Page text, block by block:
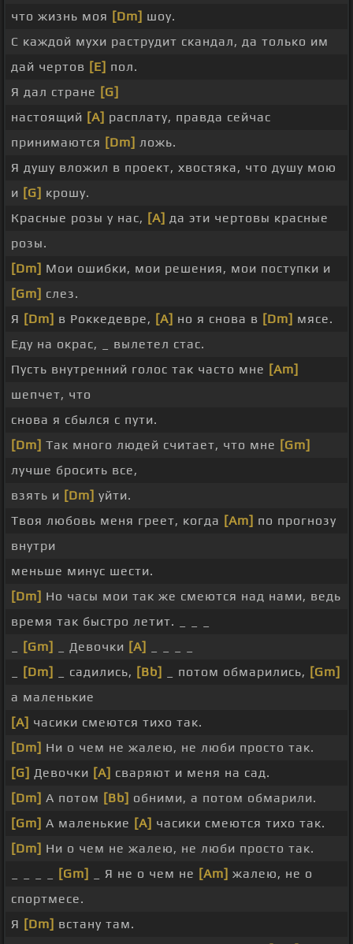
что жизнь моя [Dm] шоу.
С каждой мухи раструдит скандал, да только им
дай чертов [E] пол.
Я дал стране [G]
настоящий [A] расплату, правда сейчас
принимаются [Dm] ложь.
Я душу вложил в проект, хвостяка, что душу мою
и [G] крошу.
Красные розы у нас, [A] да эти чертовы красные
розы.
[Dm] Мои ошибки, мои решения, мои поступки и
[Gm] слез.
Я [Dm] в Роккедевре, [A] но я снова в [Dm] мясе.
Еду на окрас, _ вылетел стас.
Пусть внутренний голос так часто мне [Am]
шепчет, что
снова я сбылся с пути.
[Dm] Так много людей считает, что мне [Gm]
лучше бросить все,
взять и [Dm] уйти.
Твоя любовь меня греет, когда [Am] по прогнозу
внутри
меньше минус шести.
[Dm] Но часы мои так же смеются над нами, ведь
время так быстро летит. _ _ _
[Gm] _ Девочки [A]
[Dm] _ садились, [Bb] _ потом обмарились, [Gm]
а маленькие
[A] часики смеются тихо так.
[Dm] Ни о чем не жалею, не люби просто так.
[G] Девочки [A] сваряют и меня на сад.
[Dm] А потом [Bb] обними, а потом обмарили.
[Gm] А маленькие [A] часики смеются тихо так.
[Dm] Ни о чем не жалею, не люби просто так.
[Gm] _ Я не о чем не [Am] жалею, не о
спортмесе.
Я [Dm] встану там.